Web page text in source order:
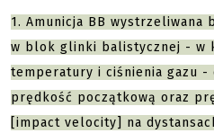
1. Amunicja BB wystrzeliwana
w blok glinki balistycznej - w
temperatury i ciśnienia gazu -
prędkość początkową oraz
[impact velocity] na